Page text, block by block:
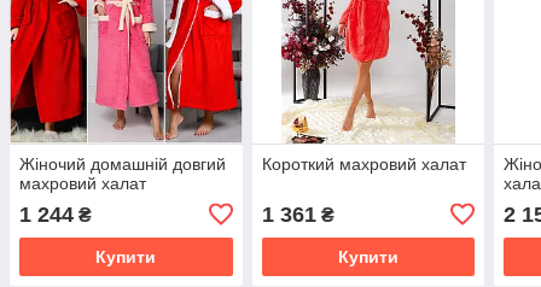
Жіночий домашній довгий
махровий халат
1 244 ₴
Купити
Короткий махровий халат
1 361₴
Купити
2